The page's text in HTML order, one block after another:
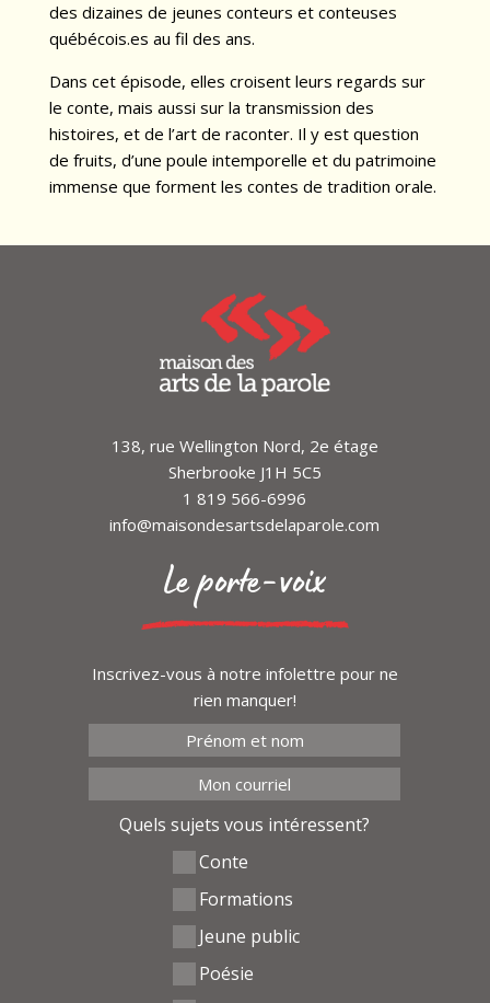
des dizaines de jeunes conteurs et conteuses
québécois.es au fil des ans.
Dans cet épisode, elles croisent leurs regards sur
le conte, mais aussi sur la transmission des
histoires, et de l’art de raconter. Il y est question
de fruits, d’une poule intemporelle et du patrimoine
immense que forment les contes de tradition orale.
138, rue Wellington Nord, 2e étage
Sherbrooke J1H 5C5
1 819 566-6996
info@maisondesartsdelaparole.com
Le porte-voix
Inscrivez-vous à notre infolettre pour ne
rien manquer!
Quels sujets vous intéressent?
Conte
Formations
Jeune public
Poésie